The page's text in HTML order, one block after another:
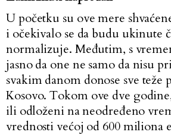
U početku su ove mere
i očekivalo se da budu ukinute
normalizuje. Međutim, s
jasno da one ne samo da nisu
svakim danom donose sve teže
Kosovo. Tokom ove dve
ili odloženi na neodređeno
vrednosti većoj od 600 miliona